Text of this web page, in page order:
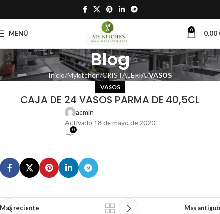
MENÚ 0 0,00
Blog
Inicio Mykitchen CRISTALERIA VASOS
VASOS
CAJA DE 24 VASOS PARMA DE 40,5CL
admin
Activado 18 de mayo de 2020
0
Mas reciente Mas antiguo